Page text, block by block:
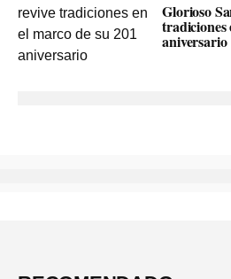
Glorioso
tradiciones
aniversario